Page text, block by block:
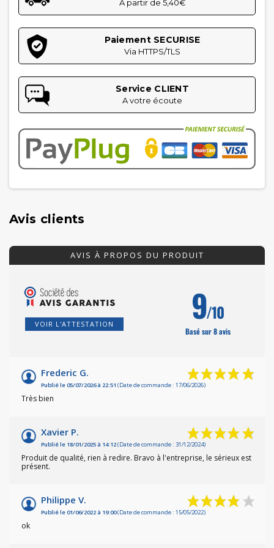
À partir de 5,40€
Paiement SECURISE
Via HTTPS/TLS
Service CLIENT
A votre écoute
Avis clients
AVIS À PROPOS DU PRODUIT
VOIR L'ATTESTATION 9/10
Basé sur 8 avis
Frederic G.
Publié le 05/07/2026 à 22:51 (Date de commande : 17/06/2026)
Très bien
Xavier P.
Publié le 18/01/2025 à 14:12(Date de commande : 31/12/2024)
Produit de qualité, rien à redire. Bravo à l'entreprise, le sérieux est
présent.
Philippe V.
Publié le 01/06/2022 à 19:00(Date de commande : 15/05/2022)
ok